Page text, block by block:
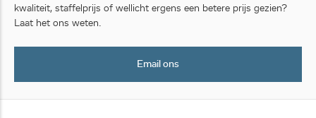
kwaliteit, staffelprijs of wellicht ergens een betere prijs gezien?
Laat het ons weten.
Email ons